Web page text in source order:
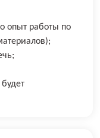
опыт работы по